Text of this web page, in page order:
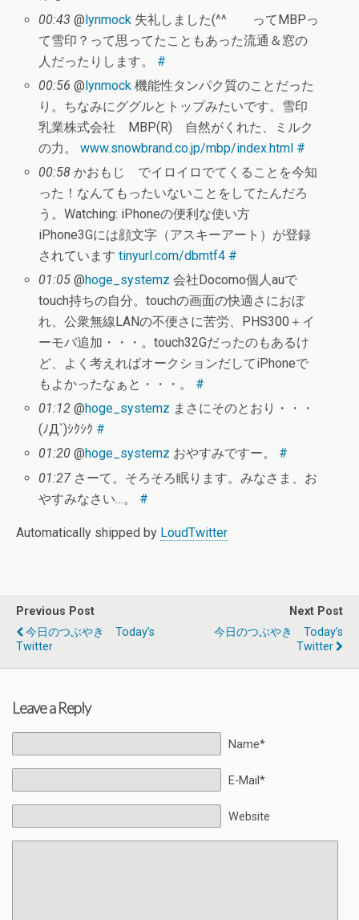
00:43 @lynmock 失礼しました(^^ゞ ってMBPっ
て雪印？って思ってたこともあった流通＆窓の
人だったりします。 #
00:56 @lynmock 機能性タンパク質のことだった
り。ちなみにググルとトップみたいです。雪印
乳業株式会社 MBP(R) 自然がくれた、ミルク
の力。www.snowbrand.co.jp/mbp/index.html #
00:58 かおもじ でイロイロでてくることを今知
った！なんてもったいないことをしてたんだろ
う。Watching: iPhoneの便利な使い方
iPhone3Gには顔文字（アスキーアート）が登録
されていますtinyurl.com/dbmtf4 #
01:05 @hoge_systemz 会社Docomo個人auで
touch持ちの自分。touchの画面の快適さにおぼ
れ、公衆無線LANの不便さに苦労、PHS300＋イ
ーモバ追加・・・。touch32Gだったのもあるけ
ど、よく考えればオークションだしてiPhoneで
もよかったなぁと・・・。 #
01:12 @hoge_systemz まさにそのとおり・・・
(ﾉД`)ｼｸｼｸ #
01:20 @hoge_systemz おやすみですー。 #
01:27 さーて。そろそろ眠ります。みなさま、お
やすみなさい…。 #
Automatically shipped by LoudTwitter
Previous Post
今日のつぶやき Today’s
Twitter
Next Post
今日のつぶやき Today’s
Twitter
Leave a Reply
Name*
E-Mail*
Website